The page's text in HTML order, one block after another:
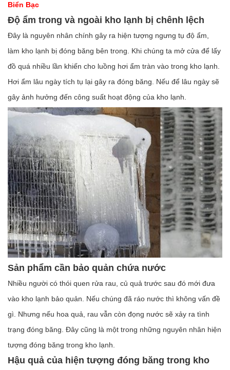
Biển Bạc
Độ ẩm trong và ngoài kho lạnh bị chênh lệch
Đây là nguyên nhân chính gây ra hiện tượng ngưng tụ độ ẩm,
làm kho lạnh bị đóng băng bên trong. Khi chúng ta mở cửa để lấy
đồ quá nhiều lần khiến cho luồng hơi ẩm tràn vào trong kho lạnh.
Hơi ẩm lâu ngày tích tụ lại gây ra đóng băng. Nếu để lâu ngày sẽ
gây ảnh hưởng đến công suất hoạt động của kho lạnh.
Sản phẩm cần bảo quản chứa nước
Nhiều người có thói quen rửa rau, củ quả trước sau đó mới đưa
vào kho lạnh bảo quản. Nếu chúng đã ráo nước thì không vấn đề
gì. Nhưng nếu hoa quả, rau vẫn còn đọng nước sẽ xảy ra tình
trạng đóng băng. Đây cũng là một trong những nguyên nhân hiện
tượng đóng băng trong kho lạnh.
Hậu quả của hiện tượng đóng băng trong kho